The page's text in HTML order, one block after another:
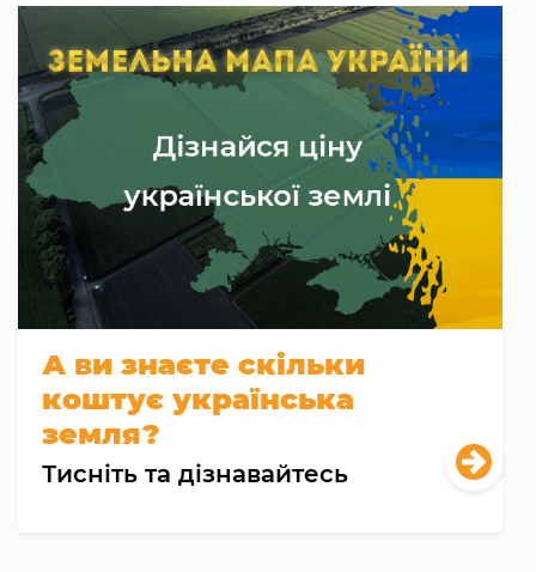
А ви знаєте скільки
коштує українська
земля?
Тисніть та дізнавайтесь